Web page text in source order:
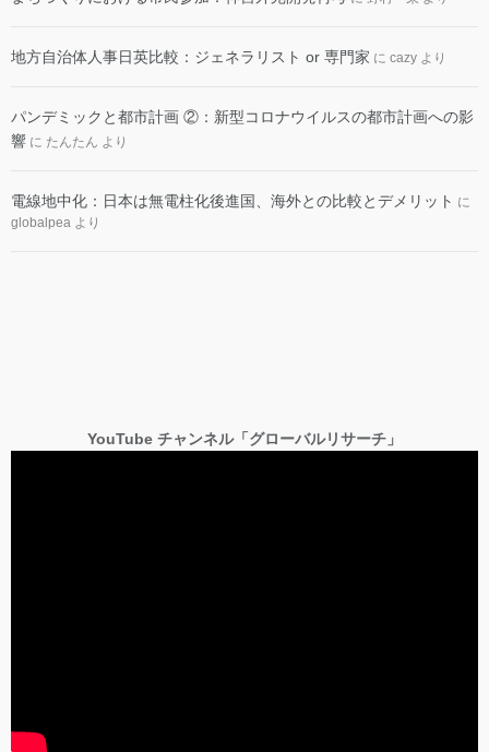
地方自治体人事日英比較：ジェネラリスト or 専門家 に cazy より
パンデミックと都市計画 ②：新型コロナウイルスの都市計画への影
響 に たんたん より
電線地中化：日本は無電柱化後進国、海外との比較とデメリット に
globalpea より
YouTube チャンネル「グローバルリサーチ」